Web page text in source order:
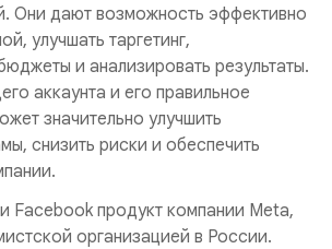
Они дают возможность эффективно
улучшать таргетинг,
и анализировать результаты.
аккаунта и его правильное
значительно улучшить
снизить риски и обеспечить
Facebook продукт компании Meta,
организацией в России.